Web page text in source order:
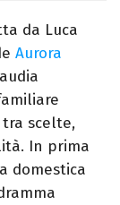
da Luca
Aurora
scelte,
In prima
domestica